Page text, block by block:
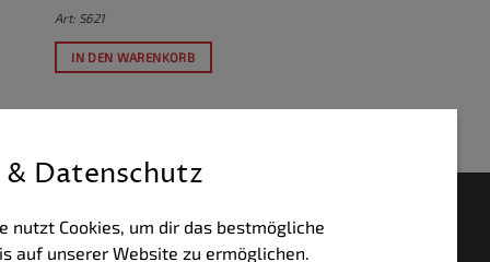
Art: S621
IN DEN WARENKORB
& Datenschutz
nutzt Cookies, um dir das bestmögliche
auf unserer Website zu ermöglichen.